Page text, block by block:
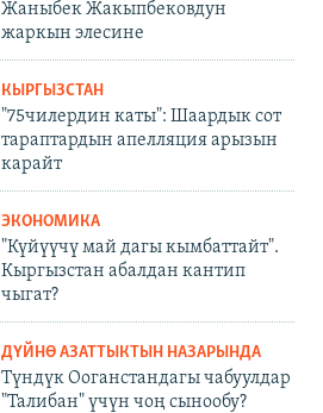
Жаныбек Жакыпбековдун
жаркын элесине
КЫРГЫЗСТАН
"75чилердин каты": Шаардык сот
тараптардын апелляция арызын
карайт
ЭКОНОМИКА
"Күйүүчү май дагы кымбаттайт".
Кыргызстан абалдан кантип
чыгат?
ДҮЙНӨ АЗАТТЫКТЫН НАЗАРЫНДА
Түндүк Ооганстандагы чабуулдар
"Талибан" үчүн чоң сынообу?